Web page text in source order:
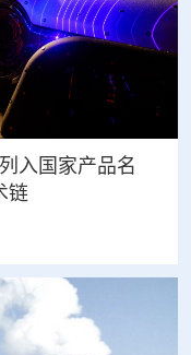
入国家产品名
链